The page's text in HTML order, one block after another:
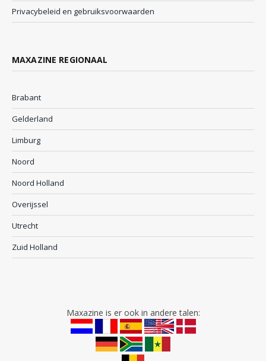
Privacybeleid en gebruiksvoorwaarden
MAXAZINE REGIONAAL
Brabant
Gelderland
Limburg
Noord
Noord Holland
Overijssel
Utrecht
Zuid Holland
Maxazine is er ook in andere talen: